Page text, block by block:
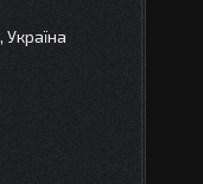
Україна